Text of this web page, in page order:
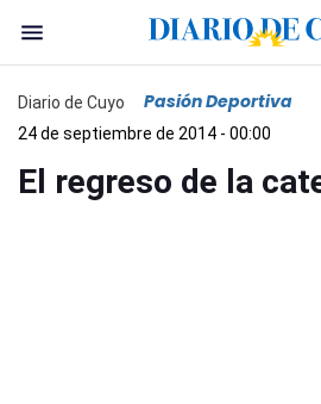
Diario de Cuyo Pasión Deportiva
24 de septiembre de 2014 - 00:00
El regreso de la